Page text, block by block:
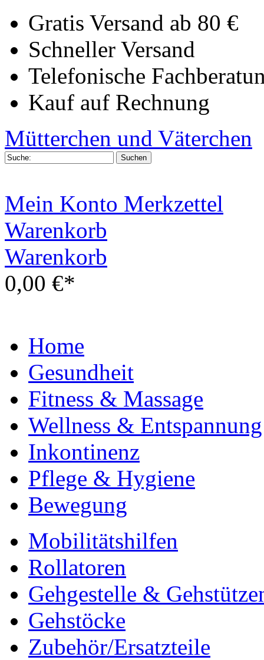
Gratis Versand ab 80 €
Schneller Versand
Telefonische
Kauf auf Rechnung
Mütterchen und Väterchen
Mein Konto Merkzettel
Warenkorb
Warenkorb
0,00 €*
Home
Gesundheit
Fitness & Massage
Wellness & Entspannung
Inkontinenz
Pflege & Hygiene
Bewegung
Mobilitätshilfen
Rollatoren
Gehgestelle &
Gehstöcke
Zubehör/Ersatzteile